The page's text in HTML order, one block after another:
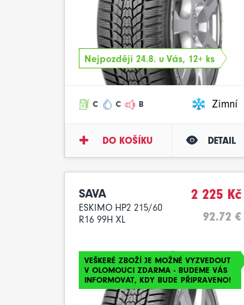
Nejpozději 24.8. u Vás, 12+ ks
C C B Zimní
DO KOŠÍKU DETAIL
SAVA
ESKIMO HP2 215/60
R16 99H XL
2 225 Kč
92.72 €
VEŠKERÉ ZBOŽÍ JE MOŽNÉ VYZVEDOUT
V OLOMOUCI ZDARMA - BUDEME VÁS
INFORMOVAT, KDY BUDE PŘIPRAVENO!